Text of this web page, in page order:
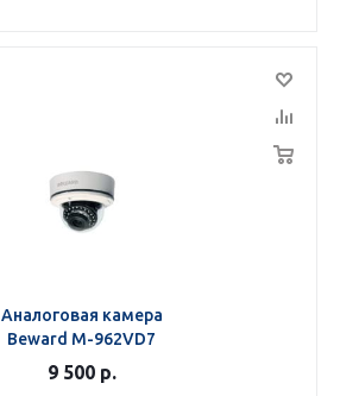
Аналоговая камера
Beward M-962VD7
9 500р.